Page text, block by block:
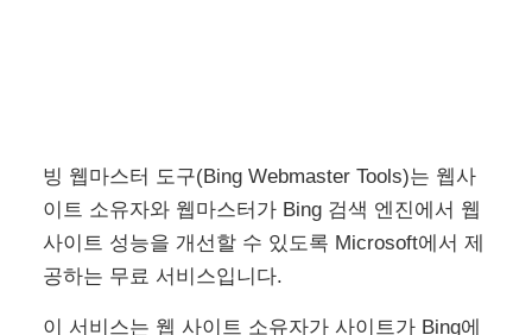
빙 웹마스터 도구(Bing Webmaster Tools)는 웹사
이트 소유자와 웹마스터가 Bing 검색 엔진에서 웹
사이트 성능을 개선할 수 있도록 Microsoft에서 제
공하는 무료 서비스입니다.
이 서비스는 웹 사이트 소유자가 사이트가 Bing에